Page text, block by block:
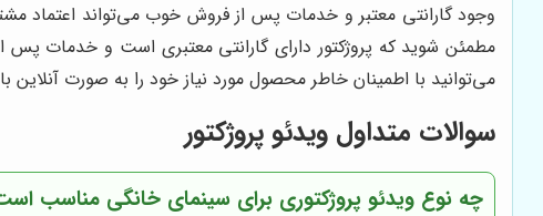
وجود گارانتی معتبر و خدمات پس از فروش خوب می‌تواند اعتماد
مطمئن شوید که پروژکتور دارای گارانتی معتبری است و خدمات
می‌توانید با اطمینان خاطر محصول مورد نیاز خود را به صورت آنلاین
سوالات متداول ویدئو پروژکتور
چه نوع ویدئو پروژکتوری برای سینمای خانگی مناسب